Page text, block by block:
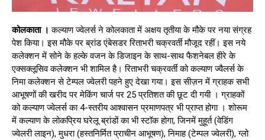
कोलकाता । कल्याण ज्वेलर्स ने कोलकाता में अक्षय तृतीया के मौके पर नया संग्रह
पेश किया। इस मौके पर ब्रांड एंबेसडर रिताभरी चक्रवर्ती मौजूद रहीं। इस नये
कलेक्शन में सोने के हल्के वजन के डिजाइन के साथ-साथ फैशनेबल हीरे के
एक्सक्लूसिव कलेक्शन भी शामिल है। रिताभरी चक्रवर्ती को कल्याण ज्वैलर्स के
निमा कलेक्शन से टेम्पल ज्वेलरी पहने हुए देखा गया। इस सीज़न में ग्राहक सभी
आभूषणों की खरीद पर मेकिंग चार्ज पर 25 प्रतिशत की छूट दी गयी । ग्राहकों
को कल्याण ज्वेलर्स का 4-स्तरीय आश्वासन प्रमाणपत्र भी प्राप्त होगा । शोरूम
में कल्याण के लोकप्रिय घरेलू ब्रांडों का भी स्टॉक होगा, जिनमें मुहूर्त (वेडिंग
ज्वेलरी लाइन), मुधरा (हस्तनिर्मित प्राचीन आभूषण), निमाह (टेम्पल ज्वेलरी), ग्लो